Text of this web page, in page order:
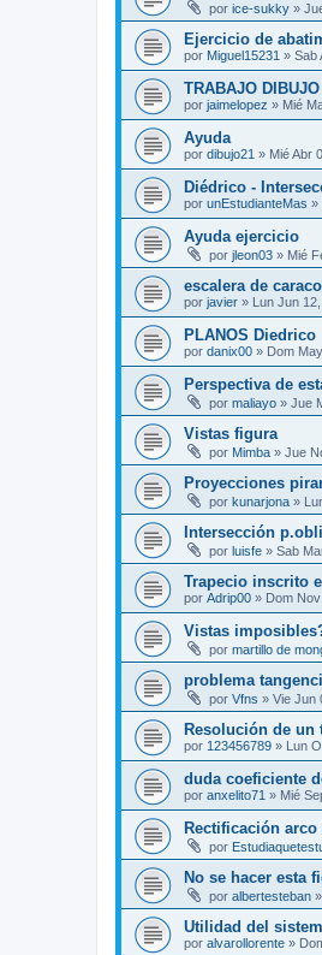
por ice-sukky »
Ejercicio de
por Miguel15231 » Sab
TRABAJO
por jaimelopez » Mié
Ayuda
por dibujo21 » Mié Abr
Diédrico -
por unEstudianteMas »
Ayuda ejercicio
por jleon03 » Mié
escalera de caracol
por javier » Lun Jun
PLANOS Diedrico
por danix00 » Dom
Perspectiva de
por maliayo » Jue
Vistas figura
por Mimba » Jue
Proyecciones
por kunarjona »
Intersección
por luisfe » Sab
Trapecio inscrito
por Adrip00 » Dom
Vistas
por martillo de
problema
por Vfns » Vie Jun
Resolución de un
por 123456789 » Lun
duda coeficiente
por anxelito71 » Mié
Rectificación
por
No se hacer esta
por albertesteban »
Utilidad del
por alvarollorente »